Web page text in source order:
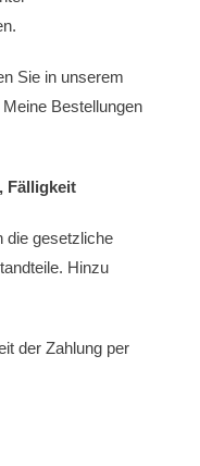
Sie in unserem
Bestellungen
Fälligkeit
die gesetzliche
Hinzu
der Zahlung per